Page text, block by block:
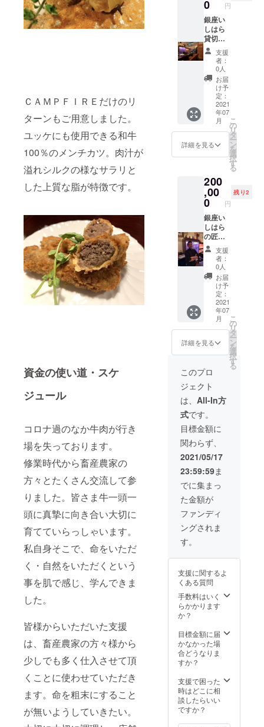
ＣＡＭＰＦＩＲＥだけのリ
ターンもご用意しました。
ユッケにも使用できる和牛
100％のメンチカツ。肉汁が
溢れシルクの様なサラリと
した上質な脂が特徴です。
資金の使い道・スケ
ジュール
コロナ過のなか牛肉が行き
場を失っております。
修業時代から畜産農家の
方々とたくさん交流して参
りました。皆さま牛一頭一
頭に真摯に向き合い大切に
育てていらっしゃいます。
私自身そこで、命をいただ
く・自然をいただくという
事を肌で感じ、学んできま
した。
皆様からいただいた支援
は、畜産農家の方々様から
少しでも多く仕入させて頂
くことに使わせていただき
ます。命を粗末にすること
が無いようしていきたい。
名前を
入れさ
せて頂
きま
す。 お
店で永
久的に
管理さ
せて頂
きま
す。ご
来店時
にご使
用いた
だけま
す。 ご
自宅に
するこ
ともで
きま
す。 ※
支援
時、必
ず備考
欄にご
希望の
お名前
をご記
入下さ
い。
0 円
銀座い
しはら
貸切権
その日1
日丸ご
と貸切
(土日祝
含む4時
間まで)
最大8名
様まで
で貸し
切れま
す。(お
子様可
能) お肉
題、
ビール
とワイ
ン飲み
放題(未
成年は
ソフト
ドリン
クです)
お肉を
語りな
がら堪
能して
くださ
い。 そ
の日の
最高の
お肉を
ご用意
しま
す。 ・
お店ま
での交
通費は
含まれ
ており
ませ
ん。 ・
有効期
限は
2022年
11月29
日まで
支援
者：
0人
お届
け予
定：
2021
年07
月
詳細を見る
こ
の
リ
タ
ー
ン
を
選
択
す
る
200
,00
0 円
残り2
銀座い
しはら
の匠の
出張焼
肉権 匠
を一日
貸し
切って
美味し
いお肉
を食べ
ません
か？ 銀
座いし
はらが
お好き
な場所
で楽し
めま
す。 ・
支援者
様ご指
定のご
自宅や
BBQ場
までお
肉を
持って
出張致
しま
す。 ・
15名様
までの
お肉、
ターン
れてお
りま
す。 ・
このリ
ターン
祝限定
とさせ
て頂き
ます。
リター
ンの出
張場所
は東京
支援
者：
0人
お届
け予
定：
2021
年07
月
詳細を見る
こ
の
リ
タ
ー
ン
を
選
択
す
る
このプロ
ジェクト
は、 All-In方
式です。
目標金額に
関わらず、
2021/05/17
23:59:59ま
でに集まっ
た金額が
ファンディ
ングされま
す。
支援に関するよ
くある質問
手数料はいく
らかかります
か？
目標金額に届
かなかった場
合どうなりま
すか？
支援で困った
時はどこに相
談したらいい
ですか？